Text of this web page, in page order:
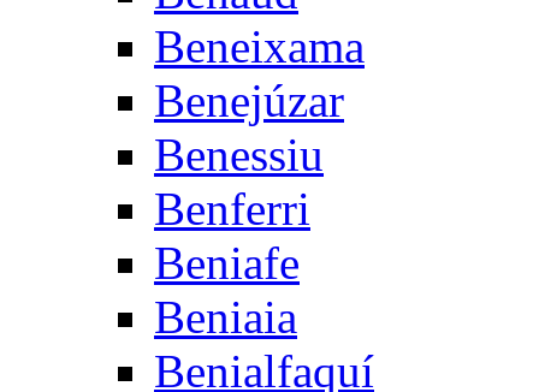
Beneixama
Benejúzar
Benessiu
Benferri
Beniafe
Beniaia
Benialfaquí